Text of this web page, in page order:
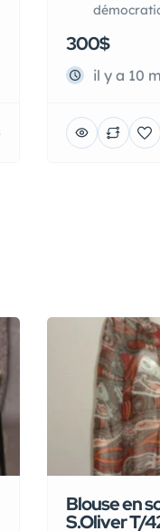
300$
il y a 10
Blouse en
S.Oliver T/